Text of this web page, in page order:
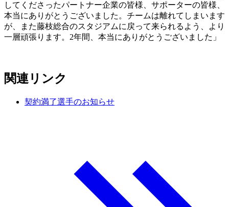
してくださったパートナー企業の皆様、サポーターの皆様、
本当にありがとうございました。チームは離れてしまいます
が、また藤枝総合のスタジアムに戻って来られるよう、より
一層頑張ります。2年間、本当にありがとうございました」
関連リンク
契約満了選手のお知らせ